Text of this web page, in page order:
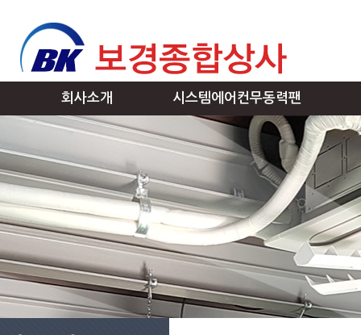
회사소개 시스템에어컨무동력팬